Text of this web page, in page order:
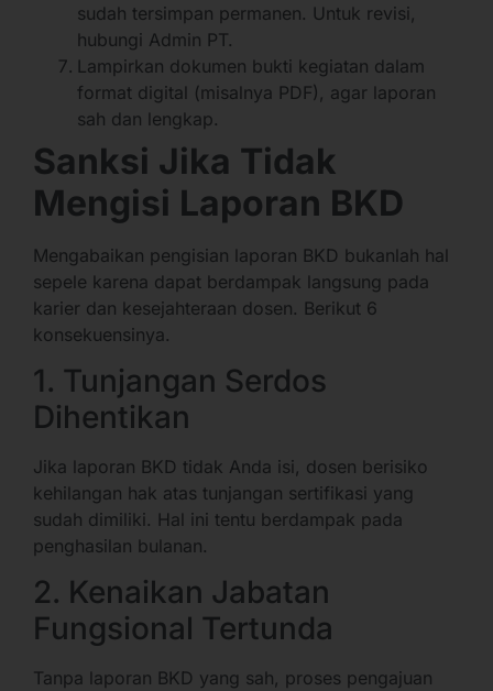
sudah tersimpan permanen. Untuk revisi,
hubungi Admin PT.
Lampirkan dokumen bukti kegiatan dalam
format digital (misalnya PDF), agar laporan
sah dan lengkap.
Sanksi Jika Tidak
Mengisi Laporan BKD
Mengabaikan pengisian laporan BKD bukanlah hal
sepele karena dapat berdampak langsung pada
karier dan kesejahteraan dosen. Berikut 6
konsekuensinya.
1. Tunjangan Serdos
Dihentikan
Jika laporan BKD tidak Anda isi, dosen berisiko
kehilangan hak atas tunjangan sertifikasi yang
sudah dimiliki. Hal ini tentu berdampak pada
penghasilan bulanan.
2. Kenaikan Jabatan
Fungsional Tertunda
Tanpa laporan BKD yang sah, proses pengajuan